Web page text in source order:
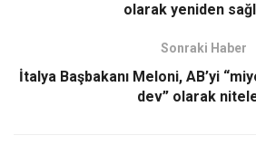
olarak yeniden
Sonraki Haber
İtalya Başbakanı Meloni, AB’yi
dev” olarak